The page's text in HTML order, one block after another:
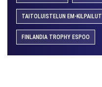
TAITOLUISTELUN EM-KILPAILUT
FINLANDIA TROPHY ESPOO